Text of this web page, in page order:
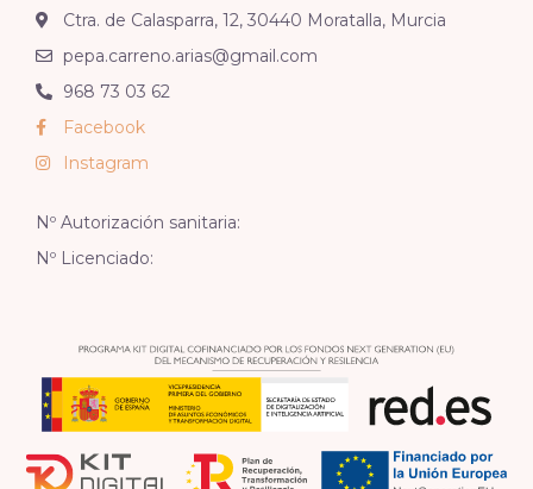
Ctra. de Calasparra, 12, 30440 Moratalla, Murcia
pepa.carreno.arias@gmail.com
968 73 03 62
Facebook
Instagram
Nº Autorización sanitaria:
Nº Licenciado: